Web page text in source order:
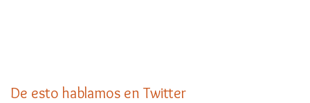
De esto hablamos en Twitter